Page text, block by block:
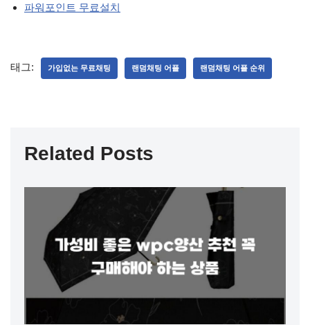
파워포인트 무료설치
태그: 가입없는 무료채팅 랜덤채팅 어플 랜덤채팅 어플 순위
Related Posts